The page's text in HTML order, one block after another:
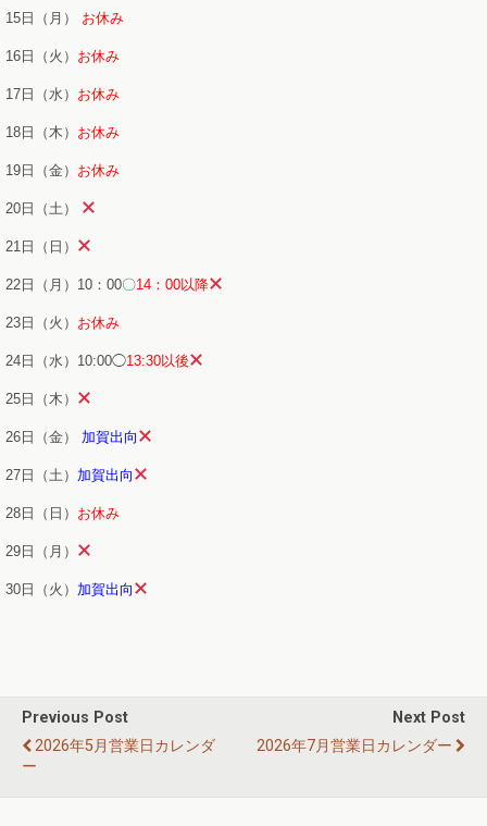
15日（月） お休み
16日（火） お休み
17日（水） お休み
18日（木） お休み
19日（金） お休み
20日（土）
21日（日）
22日（月）10：00〇14：00以降
23日（火） お休み
24日（水）10:00◯13:30以後
25日（木）
26日（金） 加賀出向
27日（土） 加賀出向
28日（日） お休み
29日（月）
30日（火） 加賀出向
Previous Post
2026年5月営業日カレンダ
ー
Next Post
2026年7月営業日カレンダー